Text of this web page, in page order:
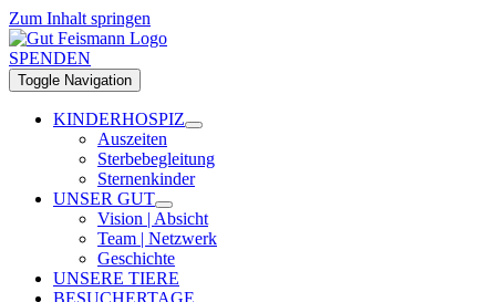
Zum Inhalt springen
SPENDEN
Toggle Navigation
KINDERHOSPIZ
Auszeiten
Sterbebegleitung
Sternenkinder
UNSER GUT
Vision | Absicht
Team | Netzwerk
Geschichte
UNSERE TIERE
BESUCHERTAGE